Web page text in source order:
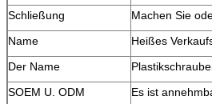
Schließung
Machen Sie
Name
Heißes
Der Name
SOEM U. ODM
Es ist